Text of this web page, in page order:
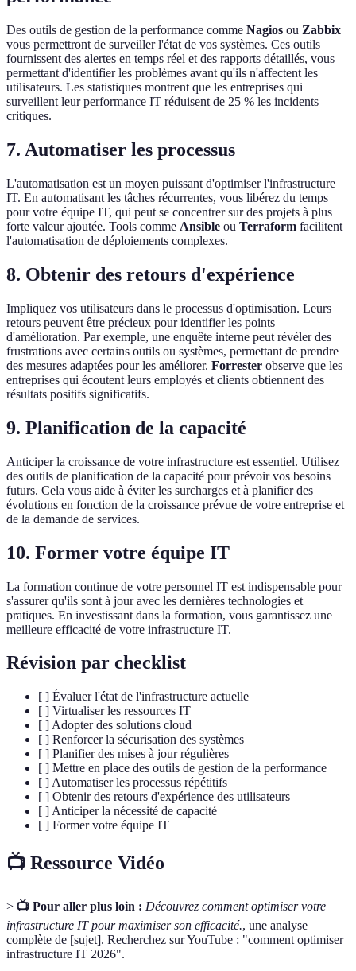
Des outils de gestion de la performance comme Nagios ou Zabbix
vous permettront de surveiller l'état de vos systèmes. Ces outils
fournissent des alertes en temps réel et des rapports détaillés, vous
permettant d'identifier les problèmes avant qu'ils n'affectent les
utilisateurs. Les statistiques montrent que les entreprises qui
surveillent leur performance IT réduisent de 25 % les incidents
critiques.
7. Automatiser les processus
L'automatisation est un moyen puissant d'optimiser l'infrastructure
IT. En automatisant les tâches récurrentes, vous libérez du temps
pour votre équipe IT, qui peut se concentrer sur des projets à plus
forte valeur ajoutée. Tools comme Ansible ou Terraform facilitent
l'automatisation de déploiements complexes.
8. Obtenir des retours d'expérience
Impliquez vos utilisateurs dans le processus d'optimisation. Leurs
retours peuvent être précieux pour identifier les points
d'amélioration. Par exemple, une enquête interne peut révéler des
frustrations avec certains outils ou systèmes, permettant de prendre
des mesures adaptées pour les améliorer. Forrester observe que les
entreprises qui écoutent leurs employés et clients obtiennent des
résultats positifs significatifs.
9. Planification de la capacité
Anticiper la croissance de votre infrastructure est essentiel. Utilisez
des outils de planification de la capacité pour prévoir vos besoins
futurs. Cela vous aide à éviter les surcharges et à planifier des
évolutions en fonction de la croissance prévue de votre entreprise et
de la demande de services.
10. Former votre équipe IT
La formation continue de votre personnel IT est indispensable pour
s'assurer qu'ils sont à jour avec les dernières technologies et
pratiques. En investissant dans la formation, vous garantissez une
meilleure efficacité de votre infrastructure IT.
Révision par checklist
[ ] Évaluer l'état de l'infrastructure actuelle
[ ] Virtualiser les ressources IT
[ ] Adopter des solutions cloud
[ ] Renforcer la sécurisation des systèmes
[ ] Planifier des mises à jour régulières
[ ] Mettre en place des outils de gestion de la performance
[ ] Automatiser les processus répétitifs
[ ] Obtenir des retours d'expérience des utilisateurs
[ ] Anticiper la nécessité de capacité
[ ] Former votre équipe IT
📺 Ressource Vidéo
> 📺 Pour aller plus loin : Découvrez comment optimiser votre
infrastructure IT pour maximiser son efficacité., une analyse
complète de [sujet]. Recherchez sur YouTube : "comment optimiser
infrastructure IT 2026".